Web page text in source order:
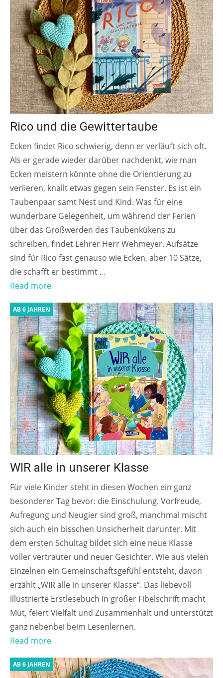
Rico und die Gewittertaube
Ecken findet Rico schwierig, denn er verläuft sich oft.
Als er gerade wieder darüber nachdenkt, wie man
Ecken meistern könnte ohne die Orientierung zu
verlieren, knallt etwas gegen sein Fenster. Es ist ein
Taubenpaar samt Nest und Kind. Was für eine
wunderbare Gelegenheit, um während der Ferien
über das Großwerden des Taubenkükens zu
schreiben, findet Lehrer Herr Wehmeyer. Aufsätze
sind für Rico fast genauso wie Ecken, aber 10 Sätze,
die schafft er bestimmt …
Read more
AB 6 JAHREN
WIR alle in unserer Klasse
Für viele Kinder steht in diesen Wochen ein ganz
besonderer Tag bevor: die Einschulung. Vorfreude,
Aufregung und Neugier sind groß, manchmal mischt
sich auch ein bisschen Unsicherheit darunter. Mit
dem ersten Schultag bildet sich eine neue Klasse
voller vertrauter und neuer Gesichter. Wie aus vielen
Einzelnen ein Gemeinschaftsgefühl entsteht, davon
erzählt „WIR alle in unserer Klasse“. Das liebevoll
illustrierte Erstlesebuch in großer Fibelschrift macht
Mut, feiert Vielfalt und Zusammenhalt und unterstützt
ganz nebenbei beim Lesenlernen.
Read more
AB 6 JAHREN